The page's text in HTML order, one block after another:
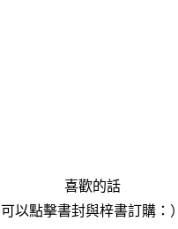
喜歡的話
可以點擊書封與梓書訂購：）